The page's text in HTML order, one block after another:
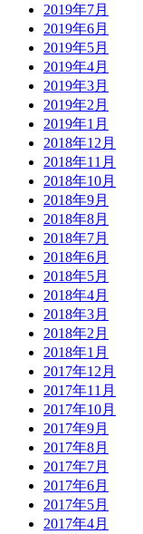
2019年7月
2019年6月
2019年5月
2019年4月
2019年3月
2019年2月
2019年1月
2018年12月
2018年11月
2018年10月
2018年9月
2018年8月
2018年7月
2018年6月
2018年5月
2018年4月
2018年3月
2018年2月
2018年1月
2017年12月
2017年11月
2017年10月
2017年9月
2017年8月
2017年7月
2017年6月
2017年5月
2017年4月